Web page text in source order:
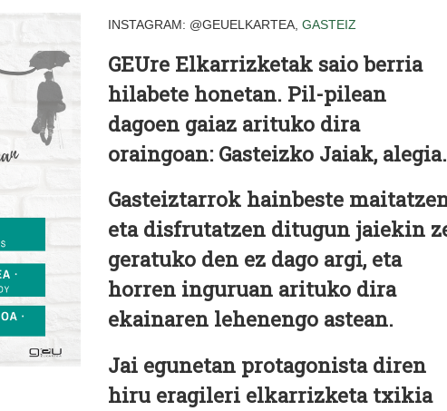
INSTAGRAM: @GEUELKARTEA, GASTEIZ
GEUre Elkarrizketak saio berria
hilabete honetan. Pil-pilean
dagoen gaiaz arituko dira
oraingoan: Gasteizko Jaiak, alegia.
Gasteiztarrok hainbeste
eta disfrutatzen ditugun jaiekin
geratuko den ez dago argi, eta
horren inguruan arituko dira
ekainaren lehenengo astean.
Jai egunetan protagonista diren
hiru eragileri elkarrizketa txikia